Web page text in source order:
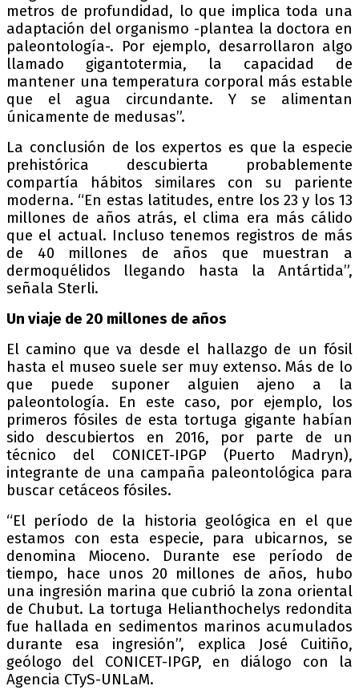
metros de profundidad, lo que implica toda una
adaptación del organismo -plantea la doctora en
paleontología-. Por ejemplo, desarrollaron algo
llamado gigantotermia, la capacidad de
mantener una temperatura corporal más estable
que el agua circundante. Y se alimentan
únicamente de medusas”.
La conclusión de los expertos es que la especie
prehistórica descubierta probablemente
compartía hábitos similares con su pariente
moderna. “En estas latitudes, entre los 23 y los 13
millones de años atrás, el clima era más cálido
que el actual. Incluso tenemos registros de más
de 40 millones de años que muestran a
dermoquélidos llegando hasta la Antártida”,
señala Sterli.
Un viaje de 20 millones de años
El camino que va desde el hallazgo de un fósil
hasta el museo suele ser muy extenso. Más de lo
que puede suponer alguien ajeno a la
paleontología. En este caso, por ejemplo, los
primeros fósiles de esta tortuga gigante habían
sido descubiertos en 2016, por parte de un
técnico del CONICET-IPGP (Puerto Madryn),
integrante de una campaña paleontológica para
buscar cetáceos fósiles.
“El período de la historia geológica en el que
estamos con esta especie, para ubicarnos, se
denomina Mioceno. Durante ese período de
tiempo, hace unos 20 millones de años, hubo
una ingresión marina que cubrió la zona oriental
de Chubut. La tortuga Helianthochelys redondita
fue hallada en sedimentos marinos acumulados
durante esa ingresión”, explica José Cuitiño,
geólogo del CONICET-IPGP, en diálogo con la
Agencia CTyS-UNLaM.